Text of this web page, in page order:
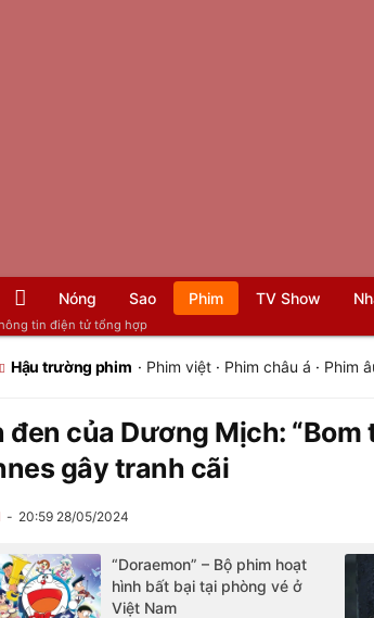
tin điện tử tổng hợp
Nóng Sao Phim TV Show
Hậu trường phim · Phim việt· Phim châu á · Phim
đen của Dương Mịch: “Bom
gây tranh cãi
20:59 28/05/2024
“Doraemon” – Bộ phim hoạt
hình bất bại tại phòng vé ở
Việt Nam